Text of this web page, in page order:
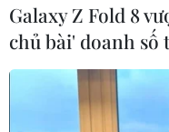
Galaxy Z Fold 8
chủ bài' doanh số